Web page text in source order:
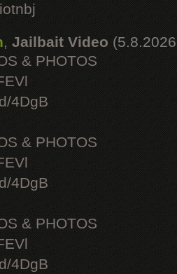
, Jailbait Video
& PHOTOS
4DgB
& PHOTOS
4DgB
& PHOTOS
4DgB